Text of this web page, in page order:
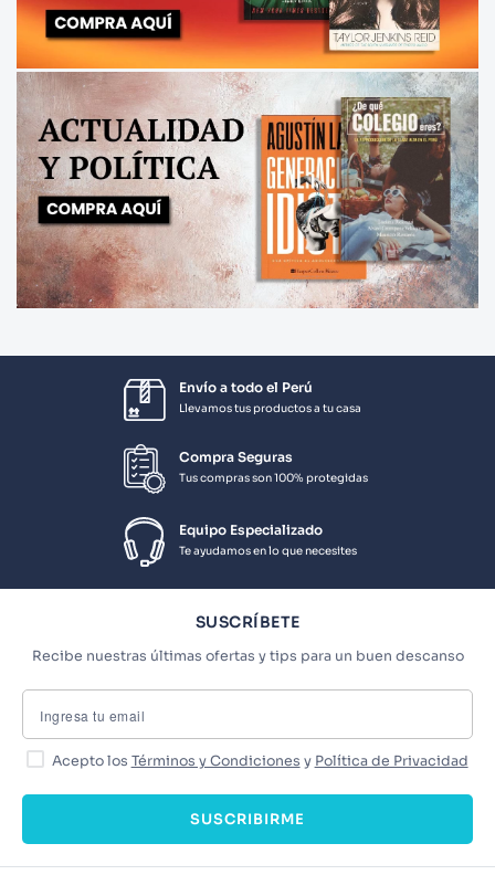
Envío a todo el Perú
Llevamos tus productos a tu casa
Compra Seguras
Tus compras son 100% protegidas
Equipo Especializado
Te ayudamos en lo que necesites
SUSCRÍBETE
Recibe nuestras últimas ofertas y tips para un buen descanso
Acepto los Términos y Condiciones y Política de Privacidad
SUSCRIBIRME